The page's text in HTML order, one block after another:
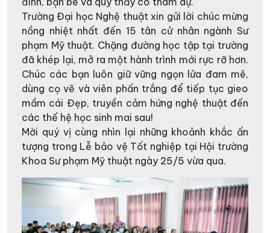
Trường Đại học Nghệ thuật xin gửi lời chúc mừng
nồng nhiệt nhất đến 15 tân cử nhân ngành Sư
phạm Mỹ thuật. Chặng đường học tập tại trường
đã khép lại, mở ra một hành trình mới rực rỡ hơn.
Chúc các bạn luôn giữ vững ngọn lửa đam mê,
dùng cọ vẽ và viên phấn trắng để tiếp tục gieo
mầm cái Đẹp, truyền cảm hứng nghệ thuật đến
các thế hệ học sinh mai sau!
Mời quý vị cùng nhìn lại những khoảnh khắc ấn
tượng trong Lễ bảo vệ Tốt nghiệp tại Hội trường
Khoa Sư phạm Mỹ thuật ngày 25/5 vừa qua.